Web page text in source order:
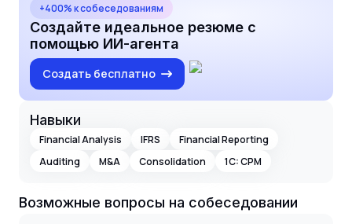
+400% к собеседованиям
Создайте идеальное резюме с
помощью ИИ-агента
Создать бесплатно
Навыки
Financial Analysis IFRS
Financial Reporting
Auditing
M&A Consolidation 1C: CPM
Возможные вопросы на собеседовании